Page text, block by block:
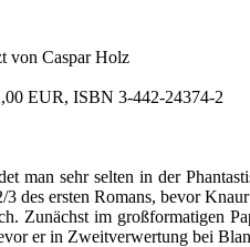
von Caspar Holz
EUR, ISBN 3-442-24374-2
man sehr selten in der
3 des ersten Romans, bevor
Zunächst im großformatigen
er in Zweitverwertung bei